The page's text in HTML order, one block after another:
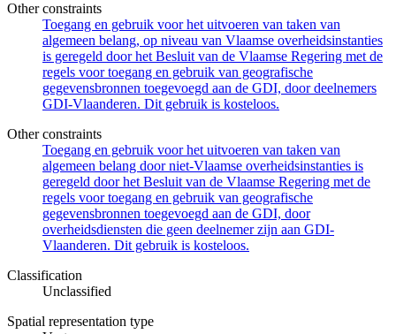
Other constraints
Toegang en gebruik voor het uitvoeren van taken van
algemeen belang, op niveau van Vlaamse overheidsinstanties
is geregeld door het Besluit van de Vlaamse Regering met de
regels voor toegang en gebruik van geografische
gegevensbronnen toegevoegd aan de GDI, door deelnemers
GDI-Vlaanderen. Dit gebruik is kosteloos.
Other constraints
Toegang en gebruik voor het uitvoeren van taken van
algemeen belang door niet-Vlaamse overheidsinstanties is
geregeld door het Besluit van de Vlaamse Regering met de
regels voor toegang en gebruik van geografische
gegevensbronnen toegevoegd aan de GDI, door
overheidsdiensten die geen deelnemer zijn aan GDI-
Vlaanderen. Dit gebruik is kosteloos.
Classification
Unclassified
Spatial representation type